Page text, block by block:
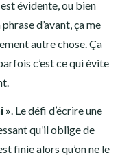
évidente, ou bien
d’avant, ça me
autre chose. Ça
c’est ce qui évite
» . Le défi d’écrire une
qu’il oblige de
finie alors qu’on ne le